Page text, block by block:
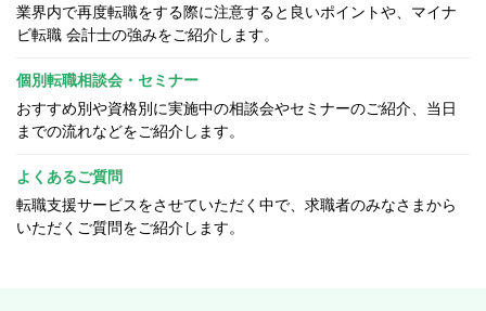
業界内で再度転職をする際に注意すると良いポイントや、マイナ
ビ転職 会計士の強みをご紹介します。
個別転職相談会・セミナー
おすすめ別や資格別に実施中の相談会やセミナーのご紹介、当日
までの流れなどをご紹介します。
よくあるご質問
転職支援サービスをさせていただく中で、求職者のみなさまから
いただくご質問をご紹介します。